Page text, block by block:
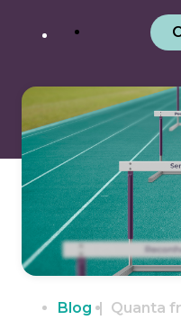
Blog
Quanta